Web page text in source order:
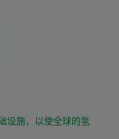
设施，以使全球的氢